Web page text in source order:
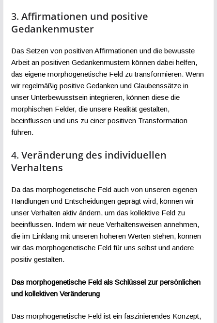
3. Affirmationen und positive
Gedankenmuster
Das Setzen von positiven Affirmationen und die bewusste
Arbeit an positiven Gedankenmustern können dabei helfen,
das eigene morphogenetische Feld zu transformieren. Wenn
wir regelmäßig positive Gedanken und Glaubenssätze in
unser Unterbewusstsein integrieren, können diese die
morphischen Felder, die unsere Realität gestalten,
beeinflussen und uns zu einer positiven Transformation
führen.
4. Veränderung des individuellen
Verhaltens
Da das morphogenetische Feld auch von unseren eigenen
Handlungen und Entscheidungen geprägt wird, können wir
unser Verhalten aktiv ändern, um das kollektive Feld zu
beeinflussen. Indem wir neue Verhaltensweisen annehmen,
die im Einklang mit unseren höheren Werten stehen, können
wir das morphogenetische Feld für uns selbst und andere
positiv gestalten.
Das morphogenetische Feld als Schlüssel zur persönlichen
und kollektiven Veränderung
Das morphogenetische Feld ist ein faszinierendes Konzept,